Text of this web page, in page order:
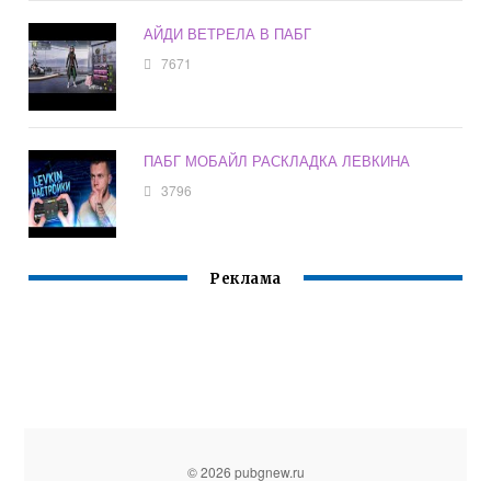
АЙДИ ВЕТРЕЛА В ПАБГ
7671
ПАБГ МОБАЙЛ РАСКЛАДКА ЛЕВКИНА
3796
Реклама
© 2026 pubgnew.ru